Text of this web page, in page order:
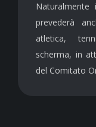
Naturalmente
prevederà
atletica,
scherma, in
del Comitato